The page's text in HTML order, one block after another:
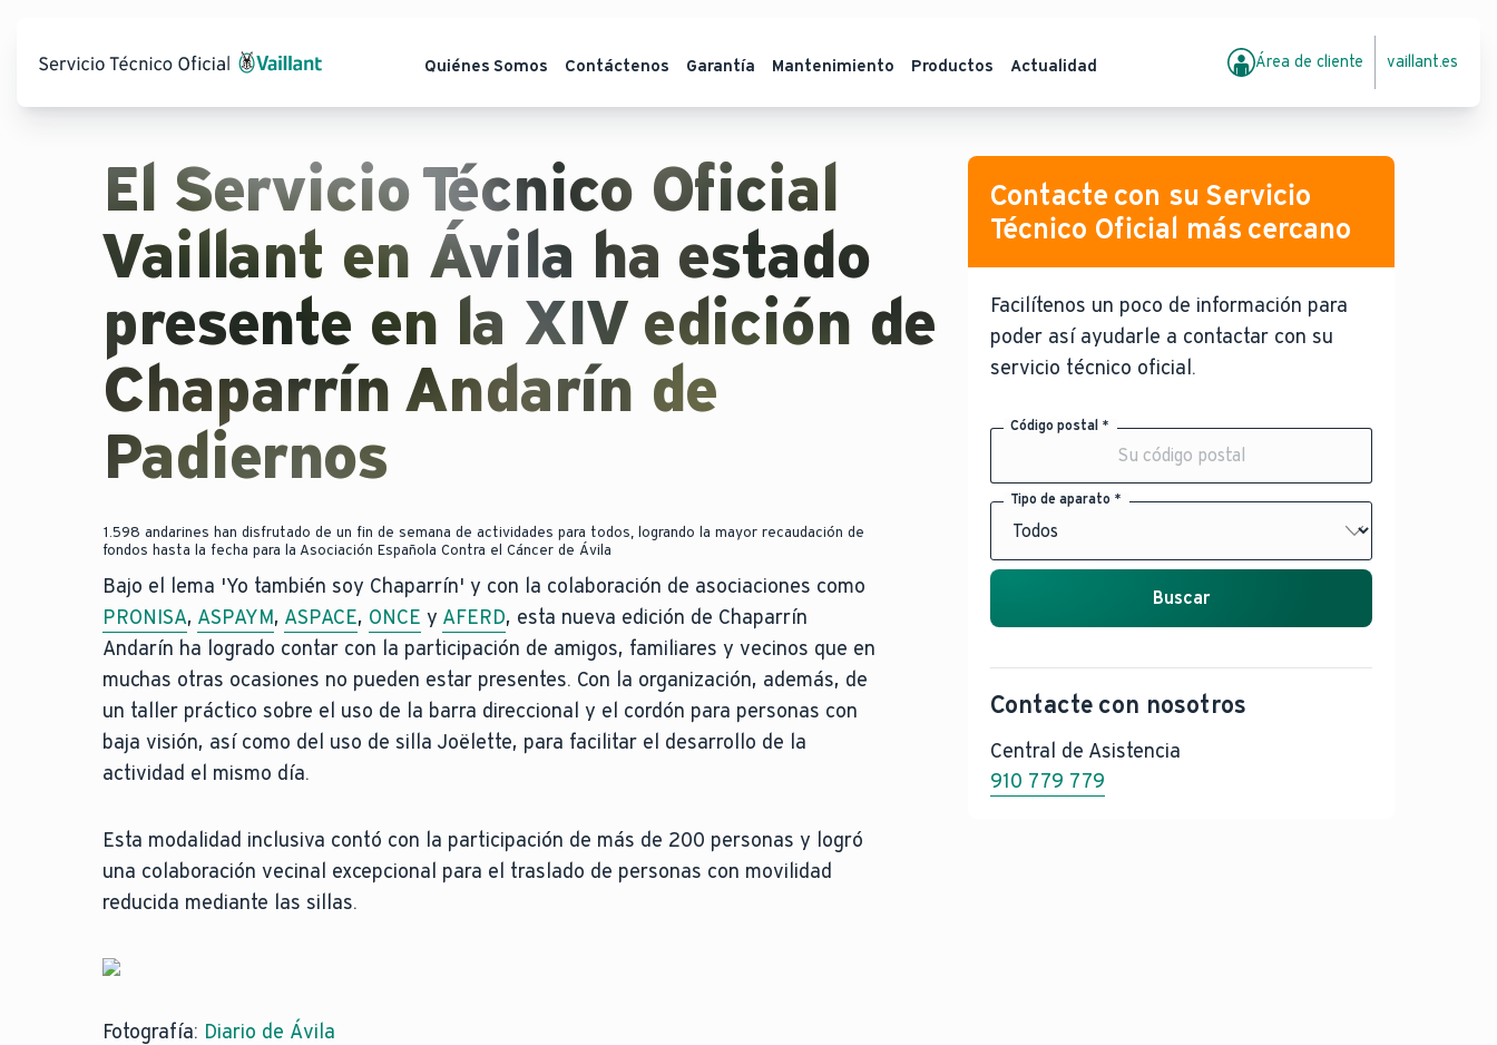
Quiénes Somos Contáctenos Garantía Mantenimiento Productos Actualidad Área de cliente vaillant.es
El Servicio Técnico Oficial
Vaillant en Ávila ha estado
presente en la XIV edición de
Chaparrín Andarín de
Padiernos
1.598 andarines han disfrutado de un fin de semana de actividades para todos, logrando la mayor recaudación de
fondos hasta la fecha para la Asociación Española Contra el Cáncer de Ávila
Bajo el lema 'Yo también soy Chaparrín' y con la colaboración de asociaciones como
PRONISA, ASPAYM, ASPACE, ONCE y AFERD, esta nueva edición de Chaparrín
Andarín ha logrado contar con la participación de amigos, familiares y vecinos que en
muchas otras ocasiones no pueden estar presentes. Con la organización, además, de
un taller práctico sobre el uso de la barra direccional y el cordón para personas con
baja visión, así como del uso de silla Joëlette, para facilitar el desarrollo de la
actividad el mismo día.
Esta modalidad inclusiva contó con la participación de más de 200 personas y logró
una colaboración vecinal excepcional para el traslado de personas con movilidad
reducida mediante las sillas.
Fotografía: Diario de Ávila
Contacte con su Servicio
Técnico Oficial más cercano
Facilítenos un poco de información para
poder así ayudarle a contactar con su
servicio técnico oficial.
Código postal *
Tipo de aparato *
Buscar
Contacte con nosotros
Central de Asistencia
910 779 779